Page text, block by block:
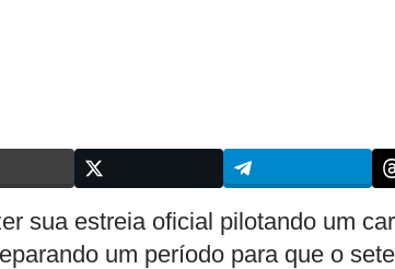
sua estreia oficial pilotando um
um período para que o